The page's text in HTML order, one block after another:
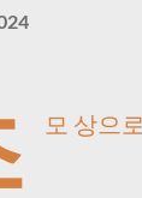
모 상으